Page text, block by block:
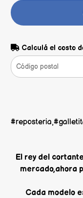
Calculá el costo
El rey del
mercado,ahora
Cada modelo